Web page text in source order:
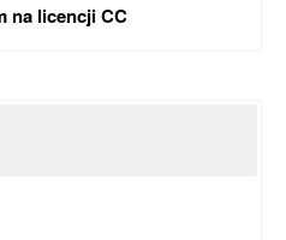
na licencji CC